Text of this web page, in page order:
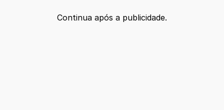
Continua após a publicidade.